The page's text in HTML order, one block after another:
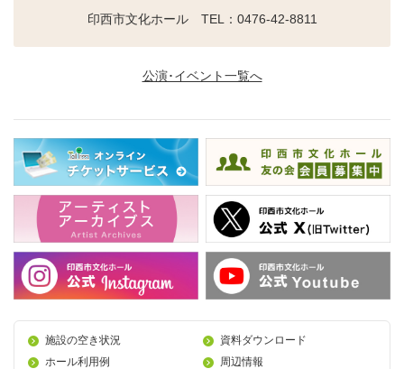
印西市文化ホール TEL：0476-42-8811
公演･イベント一覧へ
施設の空き状況
資料ダウンロード
ホール利用例
周辺情報